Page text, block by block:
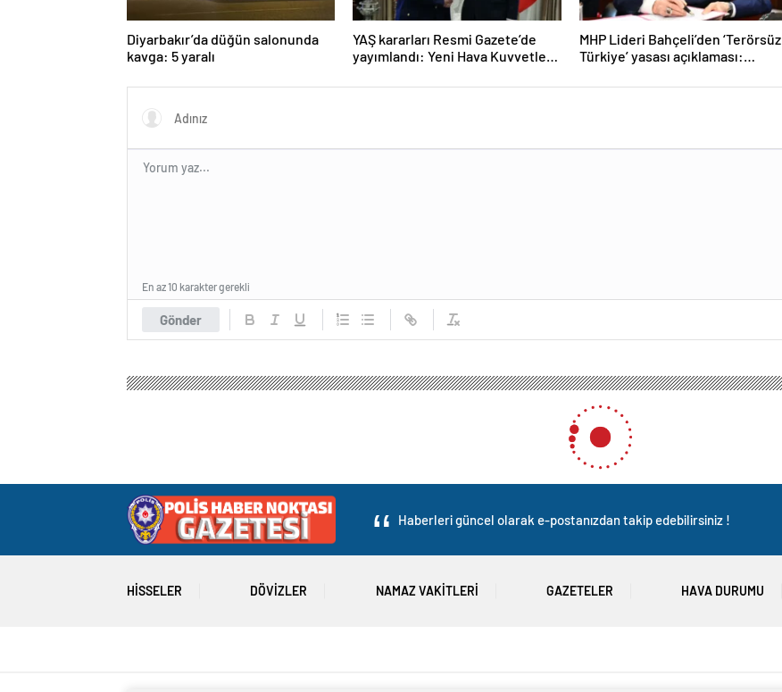
Diyarbakır’da düğün salonunda
kavga: 5 yaralı
YAŞ kararları Resmi Gazete’de
yayımlandı: Yeni Hava Kuvvetleri
Dalkıran
MHP Lideri Bahçeli’den ‘Terörsüz
Türkiye’ yasası açıklaması:
Gönder
En az 10 karakter gerekli
Haberleri güncel olarak e-postanızdan takip edebilirsiniz !
HISSELER DÖVIZLER NAMAZ VAKITLERI GAZETELER HAVA DURUMU